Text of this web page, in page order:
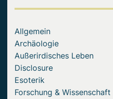
Allgemein
Archäologie
Außerirdisches Leben
Disclosure
Esoterik
Forschung & Wissenschaft